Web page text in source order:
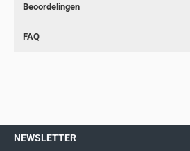
Beoordelingen
FAQ
NEWSLETTER